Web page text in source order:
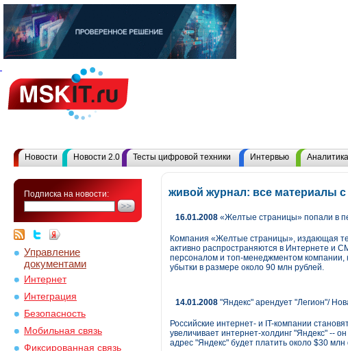
Новости Новости 2.0 Тесты цифровой техники Интервью Аналитика
Подписка на новости:
Управление
документами
Интернет
Интеграция
Безопасность
Мобильная связь
Фиксированная связь
живой журнал: все материалы
16.01.2008 «Желтые страницы» попали в
Компания «Желтые страницы», издающая
активно распространяются в Интернете и
персоналом и топ-менеджментом компании,
убытки в размере около 90 млн рублей.
14.01.2008 "Яндекс" арендует "Легион"/
Российские интернет- и IT-компании
увеличивает интернет-холдинг "Яндекс" --
адрес "Яндекс" будет платить около $30